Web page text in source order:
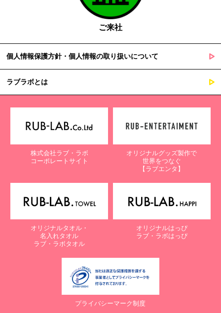
ご来社
個人情報保護方針・個人情報の取り扱いについて
ラブラボとは
株式会社ラブ・ラボ
コーポレートサイト
オリジナルグッズ製作で
世界をつなぐ
【ラブエンタ】
オリジナルタオル・
名入れタオル
ラブ・ラボタオル
オリジナルはっぴ
ラブ・ラボはっぴ
プライバシーマーク制度